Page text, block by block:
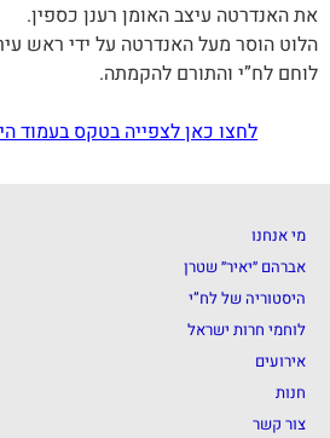
את האנדרטה עיצב האומן רענן כספין.
הלוט הוסר מעל האנדרטה על ידי ראש
לוחם לח”י והתורם להקמתה.
לחצו כאן לצפייה בטקס בעמוד
מי אנחנו
אברהם ״יאיר״ שטרן
היסטוריה של לח”י
לוחמי חרות ישראל
אירועים
חנות
צור קשר